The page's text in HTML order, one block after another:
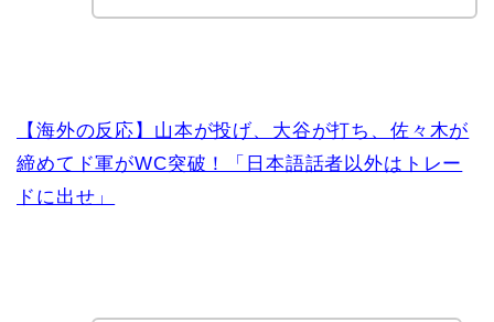
【海外の反応】山本が投げ、大谷が打ち、佐々木が
締めてド軍がWC突破！「日本語話者以外はトレー
ドに出せ」